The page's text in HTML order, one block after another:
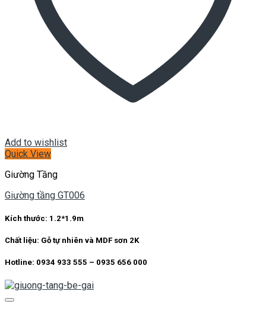
Kích thước: 1.2*1.9m
Gỗ tự nhiên và MDF sơn 2K
Hotline: 0934 933 555 – 0935 656 000